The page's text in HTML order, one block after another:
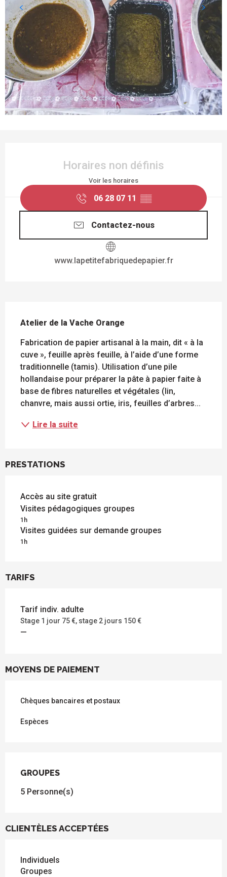
Horaires non définis
Voir les horaires
06 28 07 11 ▒▒
Contactez-nous
www.lapetitefabriquedepapier.fr
Atelier de la Vache Orange
Fabrication de papier artisanal à la main, dit « à la
cuve », feuille après feuille, à l’aide d’une forme
traditionnelle (tamis). Utilisation d’une pile
hollandaise pour préparer la pâte à papier faite à
base de fibres naturelles et végétales (lin,
chanvre, mais aussi ortie, iris, feuilles d’arbres...
Lire la suite
PRESTATIONS
Accès au site gratuit
Visites pédagogiques groupes
1h
Visites guidées sur demande groupes
1h
TARIFS
Tarif indiv. adulte
Stage 1 jour 75 €, stage 2 jours 150 €
—
MOYENS DE PAIEMENT
Chèques bancaires et postaux
Espèces
GROUPES
GROUPES
5 Personne(s)
CLIENTÈLES ACCEPTÉES
Individuels
Groupes